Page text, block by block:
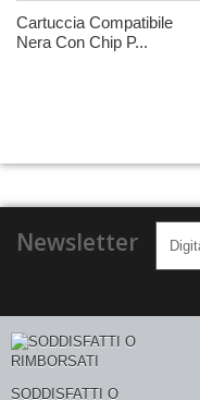
Cartuccia Compatibile
Nera Con Chip P...
Newsletter
SODDISFATTI O